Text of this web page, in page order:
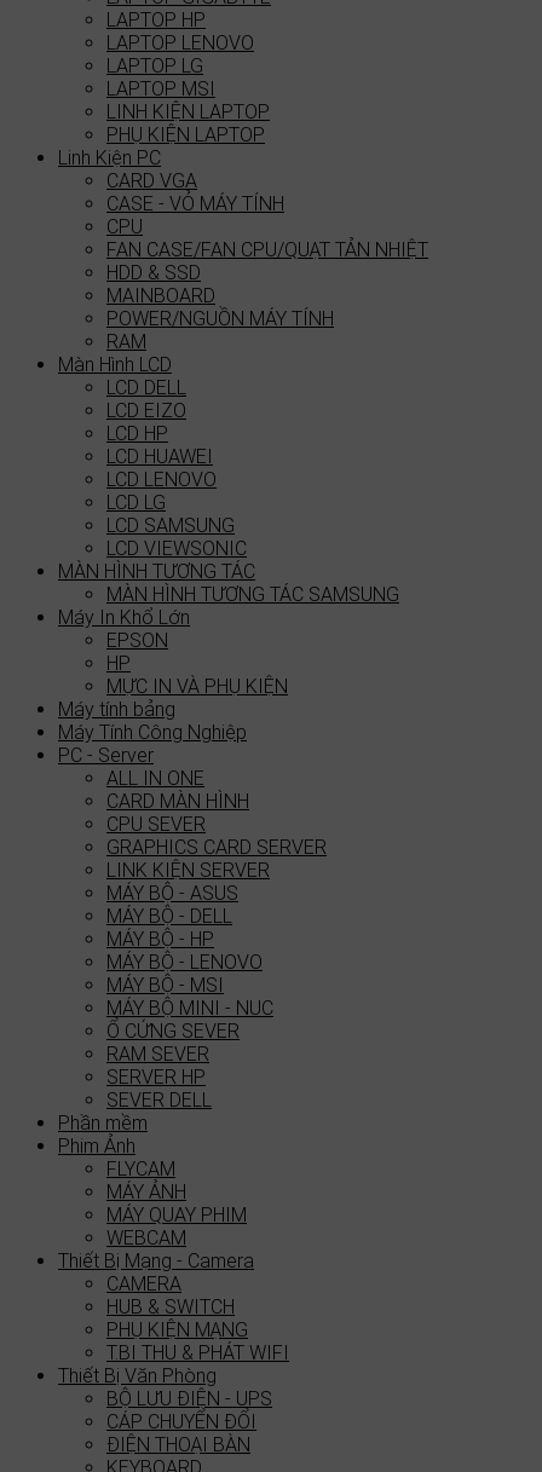
LAPTOP HP
LAPTOP LENOVO
LAPTOP LG
LAPTOP MSI
LINH KIỆN LAPTOP
PHỤ KIỆN LAPTOP
Linh Kiện PC
CARD VGA
CASE - VỎ MÁY TÍNH
CPU
FAN CASE/FAN CPU/QUẠT TẢN NHIỆT
HDD & SSD
MAINBOARD
POWER/NGUỒN MÁY TÍNH
RAM
Màn Hình LCD
LCD DELL
LCD EIZO
LCD HP
LCD HUAWEI
LCD LENOVO
LCD LG
LCD SAMSUNG
LCD VIEWSONIC
MÀN HÌNH TƯƠNG TÁC
MÀN HÌNH TƯƠNG TÁC SAMSUNG
Máy In Khổ Lớn
EPSON
HP
MỰC IN VÀ PHỤ KIỆN
Máy tính bảng
Máy Tính Công Nghiệp
PC - Server
ALL IN ONE
CARD MÀN HÌNH
CPU SEVER
GRAPHICS CARD SERVER
LINK KIỆN SERVER
MÁY BỘ - ASUS
MÁY BỘ - DELL
MÁY BỘ - HP
MÁY BỘ - LENOVO
MÁY BỘ - MSI
MÁY BỘ MINI - NUC
Ổ CỨNG SEVER
RAM SEVER
SERVER HP
SEVER DELL
Phần mềm
Phim Ảnh
FLYCAM
MÁY ẢNH
MÁY QUAY PHIM
WEBCAM
Thiết Bị Mạng - Camera
CAMERA
HUB & SWITCH
PHỤ KIỆN MẠNG
T.BI THU & PHÁT WIFI
Thiết Bị Văn Phòng
BỘ LƯU ĐIỆN - UPS
CÁP CHUYỂN ĐỔI
ĐIỆN THOẠI BÀN